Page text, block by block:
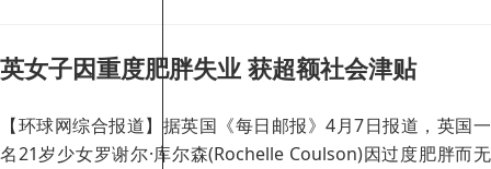
英女子因重度肥胖失业 获超额社会津贴
【环球网综合报道】据英国《每日邮报》4月7日报道，英国一
名21岁少女罗谢尔·库尔森(Rochelle Coulson)因过度肥胖而无